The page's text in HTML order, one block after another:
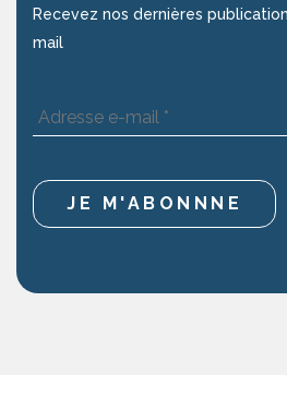
Recevez nos dernières
mail
Adresse
e-
*